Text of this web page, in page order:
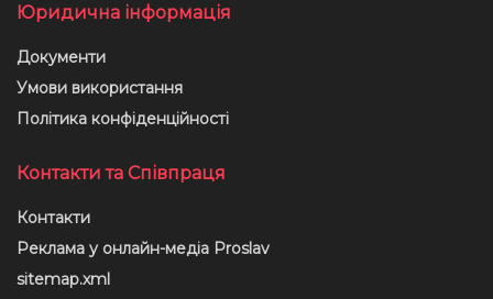
Юридична інформація
Документи
Умови використання
Політика конфіденційності
Контакти та Співпраця
Контакти
Реклама у онлайн-медіа Proslav
sitemap.xml